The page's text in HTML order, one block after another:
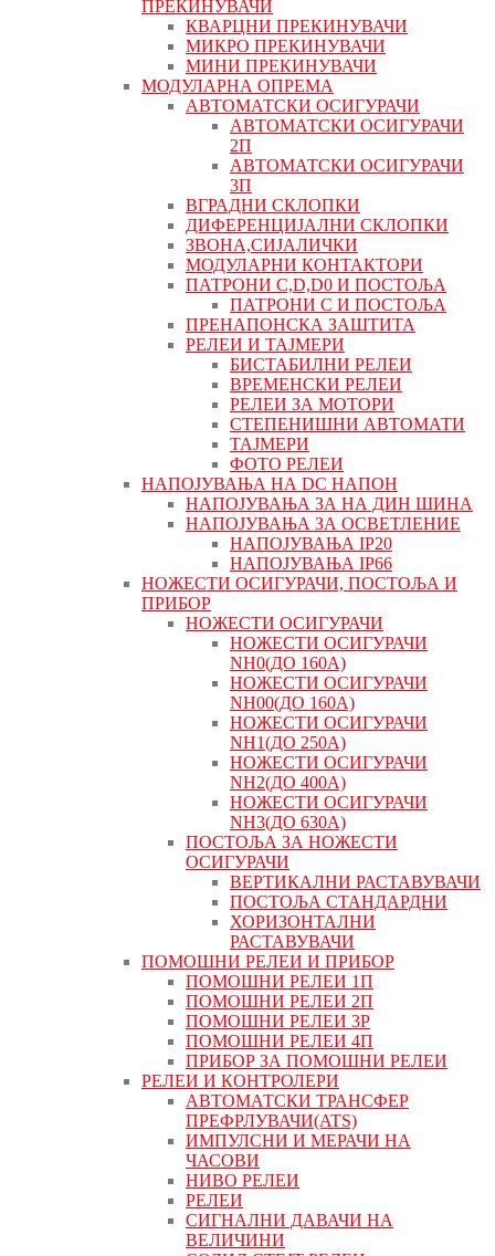
ПРЕКИНУВАЧИ
КВАРЦНИ ПРЕКИНУВАЧИ
МИКРО ПРЕКИНУВАЧИ
МИНИ ПРЕКИНУВАЧИ
МОДУЛАРНА ОПРЕМА
АВТОМАТСКИ ОСИГУРАЧИ
АВТОМАТСКИ ОСИГУРАЧИ
2П
АВТОМАТСКИ ОСИГУРАЧИ
3П
ВГРАДНИ СКЛОПКИ
ДИФЕРЕНЦИЈАЛНИ СКЛОПКИ
ЗВОНА,СИЈАЛИЧКИ
МОДУЛАРНИ КОНТАКТОРИ
ПАТРОНИ C,D,D0 И ПОСТОЉА
ПАТРОНИ C И ПОСТОЉА
ПРЕНАПОНСКА ЗАШТИТА
РЕЛЕИ И ТАЈМЕРИ
БИСТАБИЛНИ РЕЛЕИ
ВРЕМЕНСКИ РЕЛЕИ
РЕЛЕИ ЗА МОТОРИ
СТЕПЕНИШНИ АВТОМАТИ
ТАЈМЕРИ
ФОТО РЕЛЕИ
НАПОЈУВАЊА НА DC НАПОН
НАПОЈУВАЊА ЗА НА ДИН ШИНА
НАПОЈУВАЊА ЗА ОСВЕТЛЕНИЕ
НАПОЈУВАЊА IP20
НАПОЈУВАЊА IP66
НОЖЕСТИ ОСИГУРАЧИ, ПОСТОЉА И
ПРИБОР
НОЖЕСТИ ОСИГУРАЧИ
НОЖЕСТИ ОСИГУРАЧИ
NH0(ДО 160А)
НОЖЕСТИ ОСИГУРАЧИ
NH00(ДО 160А)
НОЖЕСТИ ОСИГУРАЧИ
NH1(ДО 250А)
НОЖЕСТИ ОСИГУРАЧИ
NH2(ДО 400А)
НОЖЕСТИ ОСИГУРАЧИ
NH3(ДО 630А)
ПОСТОЉА ЗА НОЖЕСТИ
ОСИГУРАЧИ
ВЕРТИКАЛНИ РАСТАВУВАЧИ
ПОСТОЉА СТАНДАРДНИ
ХОРИЗОНТАЛНИ
РАСТАВУВАЧИ
ПОМОШНИ РЕЛЕИ И ПРИБОР
ПОМОШНИ РЕЛЕИ 1П
ПОМОШНИ РЕЛЕИ 2П
ПОМОШНИ РЕЛЕИ 3P
ПОМОШНИ РЕЛЕИ 4П
ПРИБОР ЗА ПОМОШНИ РЕЛЕИ
РЕЛЕИ И КОНТРОЛЕРИ
АВТОМАТСКИ ТРАНСФЕР
ПРЕФРЛУВАЧИ(ATS)
ИМПУЛСНИ И МЕРАЧИ НА
ЧАСОВИ
НИВО РЕЛЕИ
РЕЛЕИ
СИГНАЛНИ ДАВАЧИ НА
ВЕЛИЧИНИ